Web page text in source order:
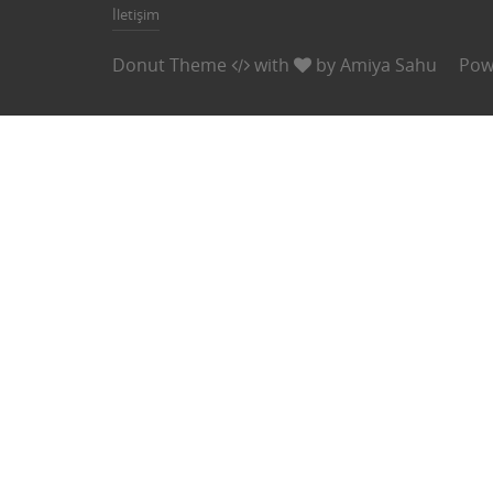
İletişim
Donut Theme with byAmiya Sahu